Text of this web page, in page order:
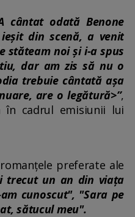
cântat odată Benone
din scenă, a venit
stăteam noi şi i-a spus
dar am zis să nu o
trebuie cântată aşa
are o legătură>”,
în cadrul emisiunii lui
preferate ale
trecut un an din viața
cunoscut", "Sara pe
sătucul meu".